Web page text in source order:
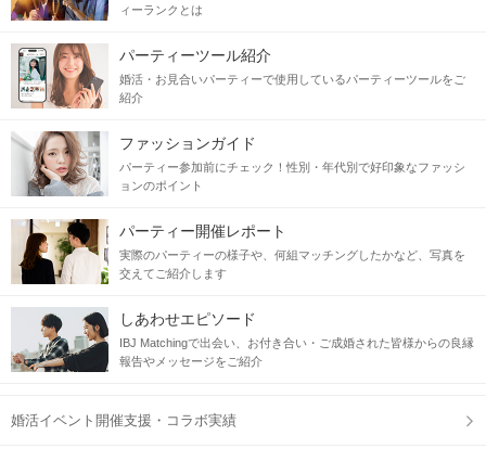
ィーランクとは
パーティーツール紹介
婚活・お見合いパーティーで使用しているパーティーツールをご
紹介
ファッションガイド
パーティー参加前にチェック！性別・年代別で好印象なファッシ
ョンのポイント
パーティー開催レポート
実際のパーティーの様子や、何組マッチングしたかなど、写真を
交えてご紹介します
しあわせエピソード
IBJ Matchingで出会い、お付き合い・ご成婚された皆様からの良縁
報告やメッセージをご紹介
婚活イベント開催支援・コラボ実績